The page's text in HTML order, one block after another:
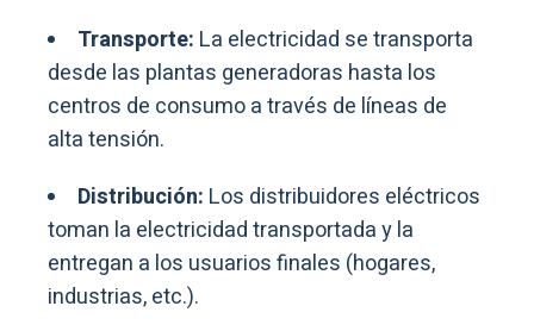
Transporte: La electricidad se transporta
desde las plantas generadoras hasta los
centros de consumo a través de líneas de
alta tensión.
Distribución: Los distribuidores eléctricos
toman la electricidad transportada y la
entregan a los usuarios finales (hogares,
industrias, etc.).